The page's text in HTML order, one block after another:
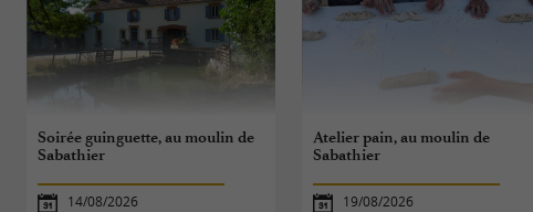
Soirée guinguette, au moulin de
Sabathier
14/08/2026
Atelier pain, au moulin de
Sabathier
19/08/2026